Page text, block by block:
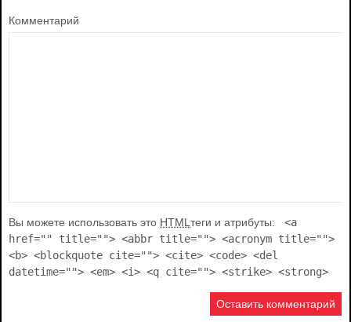
Комментарий
Вы можете использовать это HTMLтеги и атрибуты:
<a
href="" title=""> <abbr title=""> <acronym title="">
<b> <blockquote cite=""> <cite> <code> <del
datetime=""> <em> <i> <q cite=""> <strike> <strong>